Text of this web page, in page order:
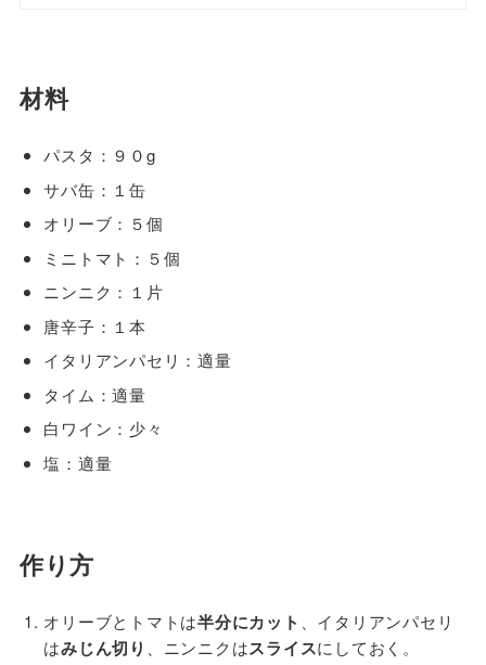
材料
パスタ：９０g
サバ缶：１缶
オリーブ：５個
ミニトマト：５個
ニンニク：１片
唐辛子：１本
イタリアンパセリ：適量
タイム：適量
白ワイン：少々
塩：適量
作り方
オリーブとトマトは半分にカット
、イタリアンパセリ
はみじん切り 、ニンニクはスライスにしておく。